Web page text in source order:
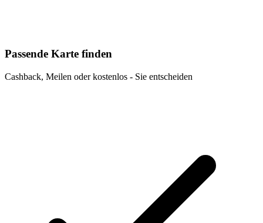
Passende Karte finden
Cashback, Meilen oder kostenlos - Sie entscheiden